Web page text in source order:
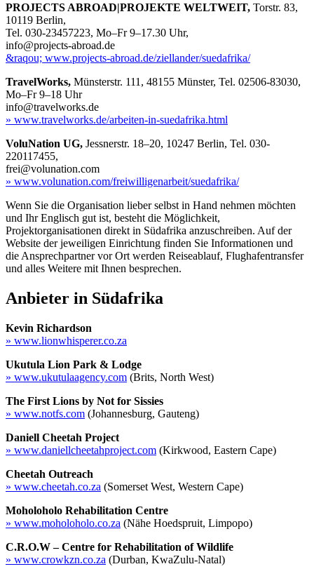
PROJECTS ABROAD|PROJEKTE WELTWEIT, Torstr. 83,
10119 Berlin,
Tel. 030-23457223, Mo–Fr 9–17.30 Uhr,
info@projects-abroad.de
&raqou; www.projects-abroad.de/ziellander/suedafrika/
TravelWorks, Münsterstr. 111, 48155 Münster, Tel. 02506-83030,
Mo–Fr 9–18 Uhr
info@travelworks.de
» www.travelworks.de/arbeiten-in-suedafrika.html
VoluNation UG, Jessnerstr. 18–20, 10247 Berlin, Tel. 030-
220117455,
frei@volunation.com
» www.volunation.com/freiwilligenarbeit/suedafrika/
Wenn Sie die Organisation lieber selbst in Hand nehmen möchten
und Ihr Englisch gut ist, besteht die Möglichkeit,
Projektorganisationen direkt in Südafrika anzuschreiben. Auf der
Website der jeweiligen Einrichtung finden Sie Informationen und
die Ansprechpartner vor Ort werden Reiseablauf, Flughafentransfer
und alles Weitere mit Ihnen besprechen.
Anbieter in Südafrika
Kevin Richardson
» www.lionwhisperer.co.za
Ukutula Lion Park & Lodge
» www.ukutulaagency.com (Brits, North West)
The First Lions by Not for Sissies
» www.notfs.com (Johannesburg, Gauteng)
Daniell Cheetah Project
» www.daniellcheetahproject.com (Kirkwood, Eastern Cape)
Cheetah Outreach
» www.cheetah.co.za (Somerset West, Western Cape)
Moholoholo Rehabilitation Centre
» www.moholoholo.co.za (Nähe Hoedspruit, Limpopo)
C.R.O.W – Centre for Rehabilitation of Wildlife
» www.crowkzn.co.za (Durban, KwaZulu-Natal)